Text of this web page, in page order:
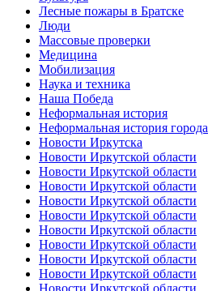
Лесные пожары в Братске
Люди
Массовые проверки
Медицина
Мобилизация
Наука и техника
Наша Победа
Неформальная история
Неформальная история города
Новости Иркутска
Новости Иркутской области
Новости Иркутской области
Новости Иркутской области
Новости Иркутской области
Новости Иркутской области
Новости Иркутской области
Новости Иркутской области
Новости Иркутской области
Новости Иркутской области
Новости Иркутской области